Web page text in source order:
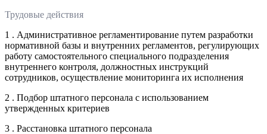
Трудовые действия
1 . Административное регламентирование путем разработки
нормативной базы и внутренних регламентов, регулирующих
работу самостоятельного специального подразделения
внутреннего контроля, должностных инструкций
сотрудников, осуществление мониторинга их исполнения
2 . Подбор штатного персонала с использованием
утвержденных критериев
3 . Расстановка штатного персонала